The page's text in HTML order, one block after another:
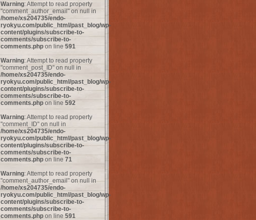
Warning: Attempt to read property
"comment_author_email" on null in
/home/xs204735/endo-
ryokyu.com/public_html/past_blog/wp-
content/plugins/subscribe-to-
comments/subscribe-to-
comments.php on line 591
Warning: Attempt to read property
"comment_post_ID" on null in
/home/xs204735/endo-
ryokyu.com/public_html/past_blog/wp-
content/plugins/subscribe-to-
comments/subscribe-to-
comments.php on line 592
Warning: Attempt to read property
"comment_ID" on null in
/home/xs204735/endo-
ryokyu.com/public_html/past_blog/wp-
content/plugins/subscribe-to-
comments/subscribe-to-
comments.php on line 71
Warning: Attempt to read property
"comment_author_email" on null in
/home/xs204735/endo-
ryokyu.com/public_html/past_blog/wp-
content/plugins/subscribe-to-
comments/subscribe-to-
comments.php on line 591